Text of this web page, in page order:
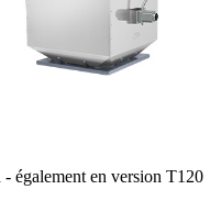
également en version T120